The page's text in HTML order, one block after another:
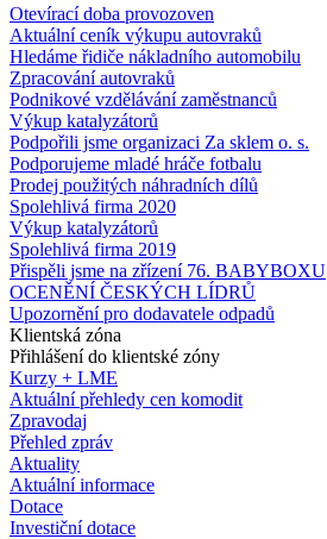
Otevírací doba provozoven
Aktuální ceník výkupu autovraků
Hledáme řidiče nákladního automobilu
Zpracování autovraků
Podnikové vzdělávání zaměstnanců
Výkup katalyzátorů
Podpořili jsme organizaci Za sklem o. s.
Podporujeme mladé hráče fotbalu
Prodej použitých náhradních dílů
Spolehlivá firma 2020
Výkup katalyzátorů
Spolehlivá firma 2019
Přispěli jsme na zřízení 76. BABYBOXU
OCENĚNÍ ČESKÝCH LÍDRŮ
Upozornění pro dodavatele odpadů
Klientská zóna
Přihlášení do klientské zóny
Kurzy + LME
Aktuální přehledy cen komodit
Zpravodaj
Přehled zpráv
Aktuality
Aktuální informace
Dotace
Investiční dotace